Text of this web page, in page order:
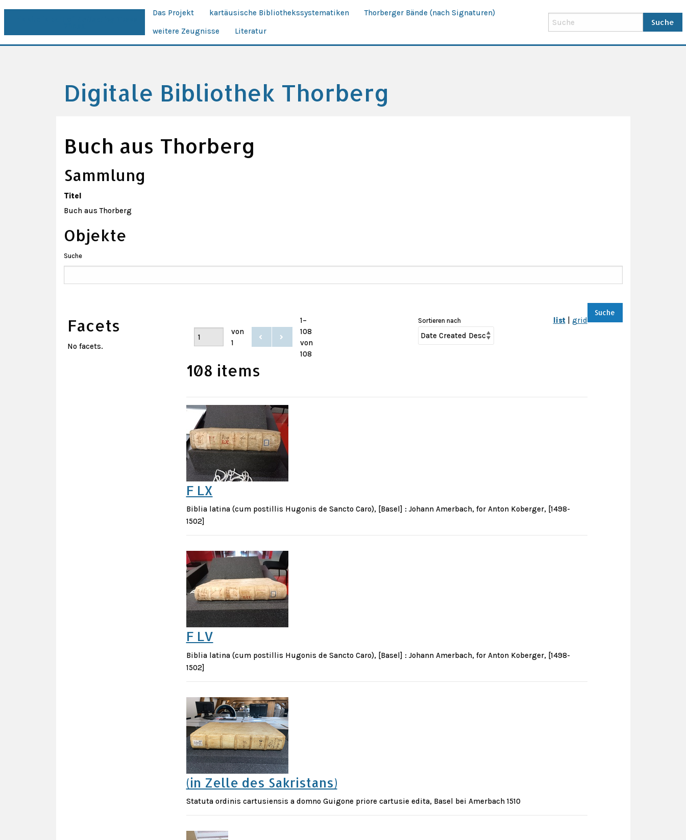
Das Projekt kartäusische Bibliothekssystematiken
Thorberger Bände (nach Signaturen)
weitere Zeugnisse
Literatur
Suche
Digitale Bibliothek Thorberg
Buch aus Thorberg
Sammlung
Titel
Buch aus Thorberg
Objekte
Suche
Suche
von
1
1–
108
von
108
Sortieren nach list| grid
108 items
F LX
Biblia latina (cum postillis Hugonis de Sancto Caro), [Basel] : Johann Amerbach, for Anton Koberger, [1498-
1502]
F LV
Biblia latina (cum postillis Hugonis de Sancto Caro), [Basel] : Johann Amerbach, for Anton Koberger, [1498-
1502]
(in Zelle des Sakristans)
Statuta ordinis cartusiensis a domno Guigone priore cartusie edita, Basel bei Amerbach 1510
Facets
No facets.